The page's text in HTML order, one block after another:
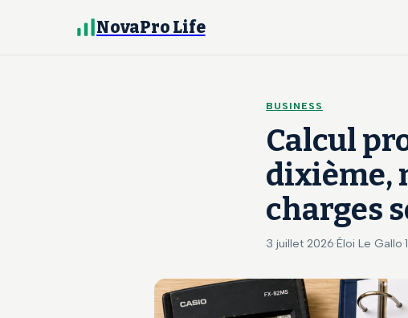
NovaPro Life
BUSINESS
Calcul
dixième,
charges
3 juillet 2026·Éloi Le Gallo·